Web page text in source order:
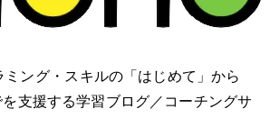
がプログラミング・IT スキルの「はじめて」から
を支援する学習ブログ／コーチングサ